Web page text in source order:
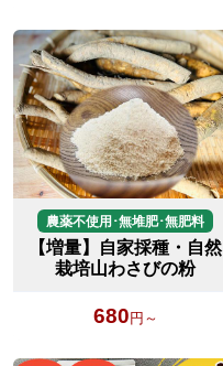
農薬不使用･無堆肥･無肥料
【増量】自家採種・自然
栽培山わさびの粉
680 円～